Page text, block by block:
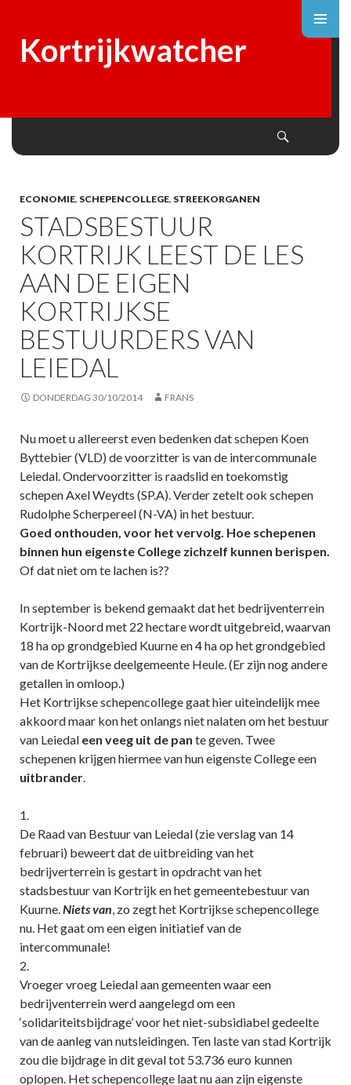
Kortrijkwatcher
ECONOMIE, SCHEPENCOLLEGE, STREEKORGANEN
STADSBESTUUR
KORTRIJK LEEST DE LES
AAN DE EIGEN
KORTRIJKSE
BESTUURDERS VAN
LEIEDAL
DONDERDAG 30/10/2014 FRANS
Nu moet u allereerst even bedenken dat schepen Koen
Byttebier (VLD) de voorzitter is van de intercommunale
Leiedal. Ondervoorzitter is raadslid en toekomstig
schepen Axel Weydts (SP.A). Verder zetelt ook schepen
Rudolphe Scherpereel (N-VA) in het bestuur.
Goed onthouden, voor het vervolg. Hoe schepenen
binnen hun eigenste College zichzelf kunnen berispen.
Of dat niet om te lachen is??
In september is bekend gemaakt dat het bedrijventerrein
Kortrijk-Noord met 22 hectare wordt uitgebreid, waarvan
18 ha op grondgebied Kuurne en 4 ha op het grondgebied
van de Kortrijkse deelgemeente Heule. (Er zijn nog andere
getallen in omloop.)
Het Kortrijkse schepencollege gaat hier uiteindelijk mee
akkoord maar kon het onlangs niet nalaten om het bestuur
van Leiedal een veeg uit de pan te geven. Twee
schepenen krijgen hiermee van hun eigenste College een
uitbrander.
1.
De Raad van Bestuur van Leiedal (zie verslag van 14
februari) beweert dat de uitbreiding van het
bedrijverterrein is gestart in opdracht van het
stadsbestuur van Kortrijk en het gemeentebestuur van
Kuurne.Niets van, zo zegt het Kortrijkse schepencollege
nu. Het gaat om een eigen initiatief van de
intercommunale!
2.
Vroeger vroeg Leiedal aan gemeenten waar een
bedrijventerrein werd aangelegd om een
‘solidariteitsbijdrage’ voor het niet-subsidiabel gedeelte
van de aanleg van nutsleidingen. Ten laste van stad Kortrijk
zou die bijdrage in dit geval tot 53.736 euro kunnen
oplopen. Het schepencollege laat nu aan zijn eigenste